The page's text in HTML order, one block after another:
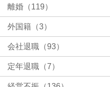
離婚（119）
外国籍（3）
会社退職（93）
定年退職（7）